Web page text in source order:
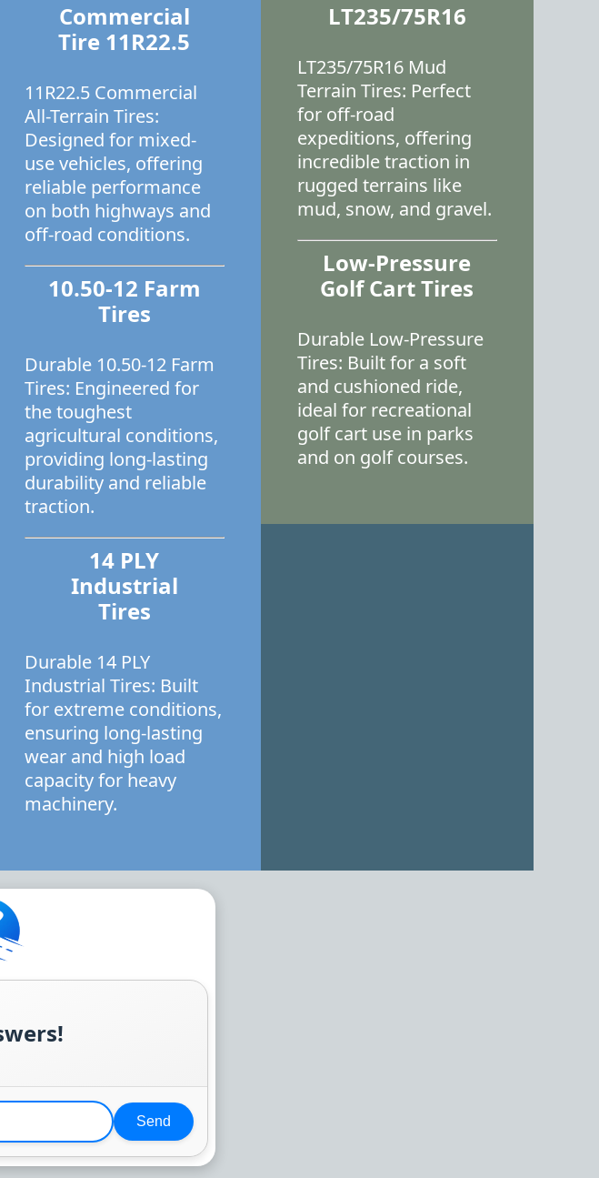
Commercial
Tire 11R22.5
11R22.5 Commercial
All-Terrain Tires:
Designed for mixed-
use vehicles, offering
reliable performance
on both highways and
off-road conditions.
10.50-12 Farm
Tires
Durable 10.50-12 Farm
Tires: Engineered for
the toughest
agricultural conditions,
providing long-lasting
durability and reliable
traction.
14 PLY
Industrial
Tires
Durable 14 PLY
Industrial Tires: Built
for extreme conditions,
ensuring long-lasting
wear and high load
capacity for heavy
machinery.
LT235/75R16
LT235/75R16 Mud
Terrain Tires: Perfect
for off-road
expeditions, offering
incredible traction in
rugged terrains like
mud, snow, and gravel.
Low-Pressure
Golf Cart Tires
Durable Low-Pressure
Tires: Built for a soft
and cushioned ride,
ideal for recreational
golf cart use in parks
and on golf courses.
Send